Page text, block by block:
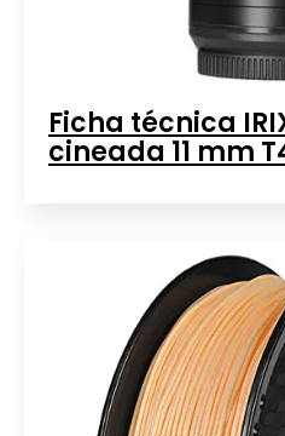
Ficha técnica
cineada 11 mm